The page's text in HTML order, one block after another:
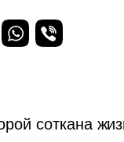
соткана